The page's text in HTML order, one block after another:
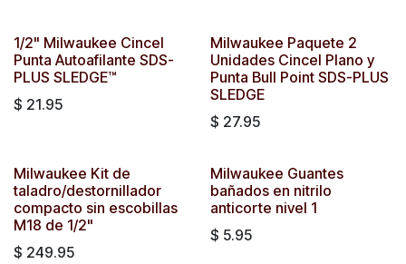
1/2" Milwaukee Cincel
Punta Autoafilante SDS-
PLUS SLEDGE™
$ 21.95
Milwaukee Paquete 2
Unidades Cincel Plano y
Punta Bull Point SDS-PLUS
SLEDGE
$ 27.95
Milwaukee Kit de
taladro/destornillador
compacto sin escobillas
M18 de 1/2"
$ 249.95
Milwaukee Guantes
bañados en nitrilo
anticorte nivel 1
$ 5.95